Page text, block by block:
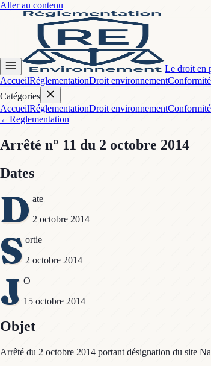
Aller au contenu
Le droit en
AccueilRéglementationDroit environnementConformité
Catégories
AccueilRéglementationDroit environnementConformité
←Reglementation
Arrêté n° 11 du 2 octobre 2014
Dates
D ate
2 octobre 2014
S ortie
2 octobre 2014
J O
15 octobre 2014
Objet
Arrêté du 2 octobre 2014 portant désignation du site